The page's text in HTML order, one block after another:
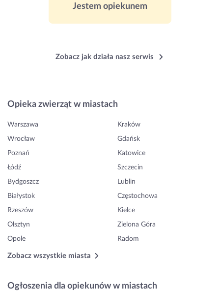
Jestem opiekunem
Zobacz jak działa nasz serwis
Opieka zwierząt w miastach
Warszawa Kraków
Wrocław Gdańsk
Poznań Katowice
Łódź Szczecin
Bydgoszcz Lublin
Białystok Częstochowa
Rzeszów Kielce
Olsztyn Zielona Góra
Opole Radom
Zobacz wszystkie miasta
Ogłoszenia dla opiekunów w miastach